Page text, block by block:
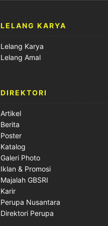
LELANG KARYA
Lelang Karya
Lelang Amal
DIREKTORI
Artikel
Berita
Poster
Katalog
Galeri Photo
Iklan & Promosi
Majalah GBSRI
Karir
Perupa Nusantara
Direktori Perupa